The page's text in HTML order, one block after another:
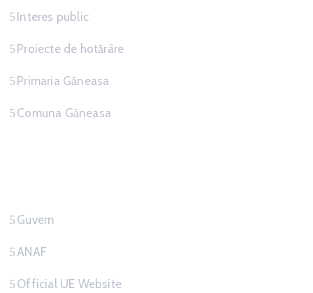
Interes public
Proiecte de hotărâre
Primaria Găneasa
Comuna Găneasa
Guvern
ANAF
Official UE Website